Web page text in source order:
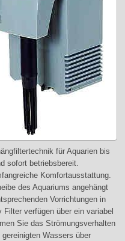
für Aquarien bis
sofort betriebsbereit.
Komfortausstattung.
des Aquariums angehängt
Vorrichtungen in
verfügen über ein variabel
Sie das Strömungsverhalten
Wassers über